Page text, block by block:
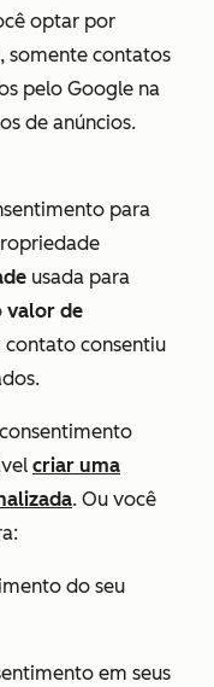
optar por
somente contatos
pelo Google na
de anúncios.
para
usada para
valor de
contato consentiu
criar uma
. Ou você
do seu
em seus